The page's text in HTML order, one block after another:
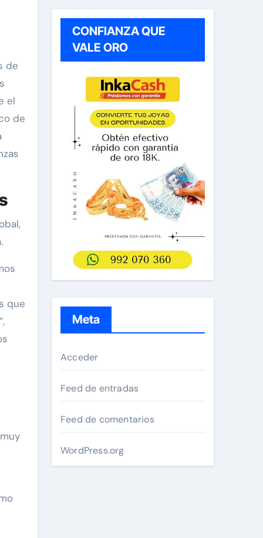
de
el
de
que
CONFIANZA QUE
VALE ORO
Meta
Acceder
Feed de entradas
Feed de comentarios
WordPress.org